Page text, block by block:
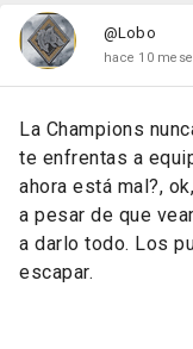
@Lobo
hace 10
La Champions
te enfrentas a
ahora está mal?,
a pesar de que
a darlo todo. Los
escapar.